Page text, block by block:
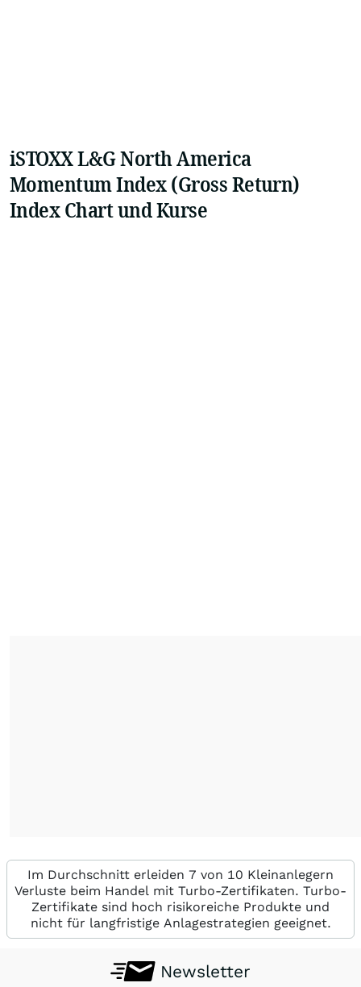
iSTOXX L&G North America
Momentum Index (Gross Return)
Index Chart und Kurse
Im Durchschnitt erleiden 7 von 10 Kleinanlegern
Verluste beim Handel mit Turbo-Zertifikaten. Turbo-
Zertifikate sind hoch risikoreiche Produkte und
nicht für langfristige Anlagestrategien geeignet.
Newsletter